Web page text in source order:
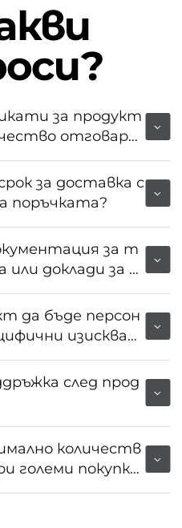
за продукт
отговаря
за доставка с
поръчката?
за т
доклади за н
да бъде персон
изискван
след прод
количеств
големи покупк